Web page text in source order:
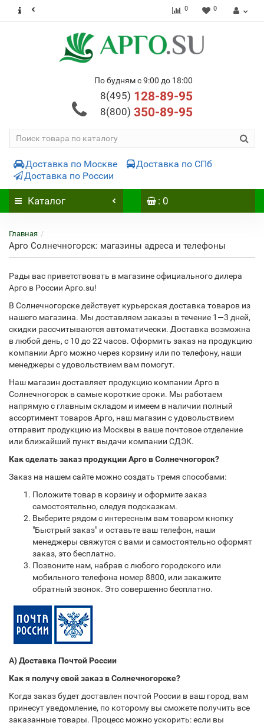
0 0
По будням с 9:00 до 18:00
8(495) 128-89-95
8(800) 350-89-95
Доставка по Москве
Доставка по СПб
Доставка по России
Каталог : 0
Главная
Арго Солнечногорск: магазины адреса и телефоны
Рады вас приветствовать в магазине официального дилера
Арго в России Арго.su!
В Солнечногорске действует курьерская доставка товаров из
нашего магазина. Мы доставляем заказы в течение 1—3 дней,
скидки рассчитываются автоматически. Доставка возможна
в любой день, с 10 до 22 часов. Оформить заказ на продукцию
компании Арго можно через корзину или по телефону, наши
менеджеры с удовольствием вам помогут.
Наш магазин доставляет продукцию компании Арго в
Солнечногорск в самые короткие сроки. Мы работаем
напрямую с главным складом и имеем в наличии полный
ассортимент товаров Арго, наш магазин с удовольствием
отправит продукцию из Москвы в ваше почтовое отделение
или ближайший пункт выдачи компании СДЭК.
Как сделать заказ продукции Арго в Солнечногорск?
Заказ на нашем сайте можно создать тремя способами:
Положите товар в корзину и оформите заказ
самостоятельно, следуя подсказкам.
Выберите рядом с интересным вам товаром кнопку
"Быстрый заказ" и оставьте ваш телефон, наши
менеджеры свяжутся с вами и самостоятельно оформят
заказ, это бесплатно.
Позвоните нам, набрав с любого городского или
мобильного телефона номер 8800, или закажите
обратный звонок. Это совершенно бесплатно.
А) Доставка Почтой России
Как я получу свой заказ в Солнечногорске?
Когда заказ будет доставлен почтой России в ваш город, вам
принесут уведомление, по которому вы сможете получить все
заказанные товары. Процесс можно ускорить: если вы